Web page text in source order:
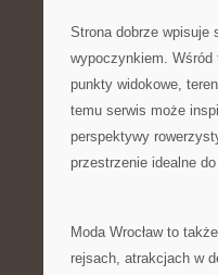
Strona dobrze wpisuje
wypoczynkiem. Wśród
punkty widokowe,
temu serwis może
perspektywy
przestrzenie idealne
Moda Wrocław to
rejsach, atrakcjach w